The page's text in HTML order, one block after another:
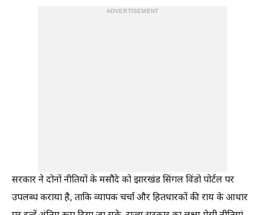
ADVERTISEMENT
सरकार ने दोनों नीतियों के मसौदे को झारखंड सिंगल विंडो पोर्टल पर
उपलब्ध कराया है, ताकि व्यापक चर्चा और हितधारकों की राय के आधार